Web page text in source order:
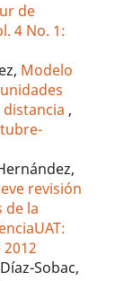
de
4 No. 1:
Modelo
distancia ,
revisión
de la
Sobac,